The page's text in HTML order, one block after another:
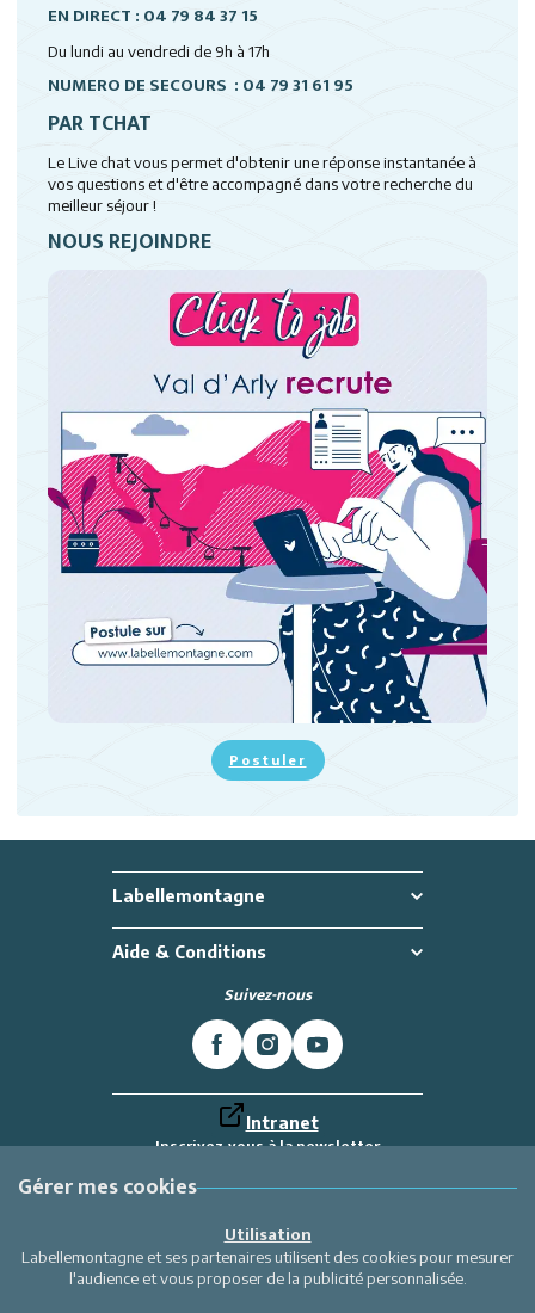
EN DIRECT : 04 79 84 37 15
Du lundi au vendredi de 9h à 17h
NUMERO DE SECOURS : 04 79 31 61 95
PAR TCHAT
Le Live chat vous permet d'obtenir une réponse instantanée à
vos questions et d'être accompagné dans votre recherche du
meilleur séjour !
NOUS REJOINDRE
Postuler
Labellemontagne
Aide & Conditions
Suivez-nous
Intranet
Inscrivez-vous à la newsletter
Labellemontagne
Gérer mes cookies
Utilisation
Labellemontagne et ses partenaires utilisent des cookies pour mesurer
l'audience et vous proposer de la publicité personnalisée.